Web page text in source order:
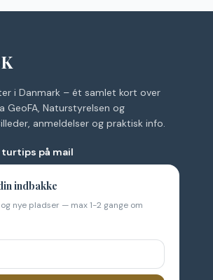
i Danmark – ét samlet kort over
GeoFA, Naturstyrelsen og
anmeldelser og praktisk info.
turtips på mail
indbakke
nye pladser — max 1-2 gange om